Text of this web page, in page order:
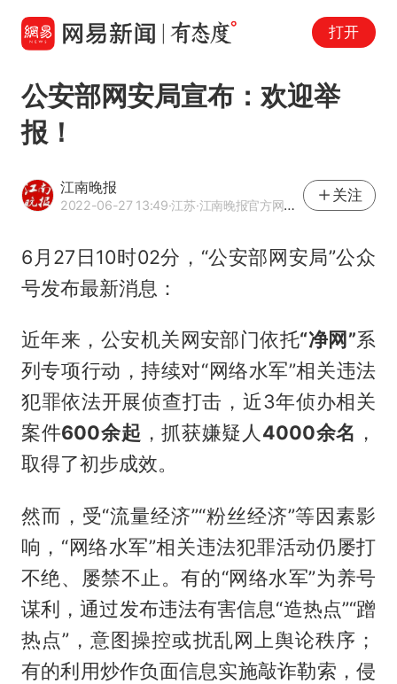
打开
公安部网安局宣布：欢迎举
报！
江南晚报
2022-06-27 13:49·江苏·江南晚报官方网易号
关注
6月27日10时02分，“公安部网安局”公众
号发布最新消息：
近年来，公安机关网安部门依托“净网”系
列专项行动，持续对“网络水军”相关违法
犯罪依法开展侦查打击，近3年侦办相关
案件600余起 ，抓获嫌疑人4000余名 ，
取得了初步成效。
然而，受“流量经济”“粉丝经济”等因素影
响，“网络水军”相关违法犯罪活动仍屡打
不绝、屡禁不止。有的“网络水军”为养号
谋利，通过发布违法有害信息“造热点”“蹭
热点”，意图操控或扰乱网上舆论秩序；
有的利用炒作负面信息实施敲诈勒索，侵